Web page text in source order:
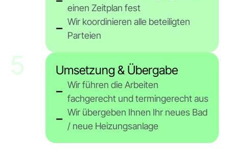
einen Zeitplan fest
Wir koordinieren alle beteiligten
Parteien
5 Umsetzung & Übergabe
Wir führen die Arbeiten
fachgerecht und termingerecht aus
Wir übergeben Ihnen Ihr neues Bad
/ neue Heizungsanlage